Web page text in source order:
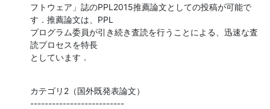
フトウェア」誌のPPL2015推薦論文としての投稿が可能で
す．推薦論文は、PPL
プログラム委員が引き続き査読を行うことによる、迅速な査
読プロセスを特長
としています．
カテゴリ2（国外既発表論文）
--------------------------